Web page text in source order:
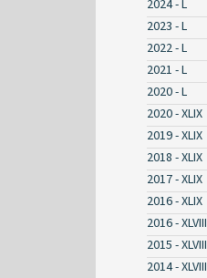
2024 - L
2023 - L
2022 - L
2021 - L
2020 - L
2020 - XLIX
2019 - XLIX
2018 - XLIX
2017 - XLIX
2016 - XLIX
2016 - XLVIII
2015 - XLVIII
2014 - XLVIII